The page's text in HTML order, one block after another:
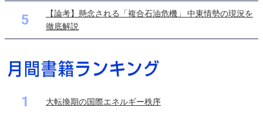
5
【論考】懸念される「複合石油危機」 中東情勢の現況を
徹底解説
1 大転換期の国際エネルギー秩序